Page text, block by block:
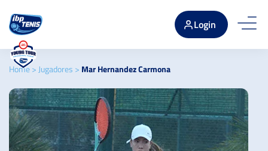
Login
Home> Jugadores > Mar Hernandez Carmona